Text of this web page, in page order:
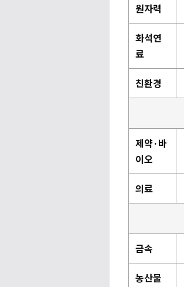
원자력
화석연
료
친환경
제약·바
이오
의료
금속
농산물